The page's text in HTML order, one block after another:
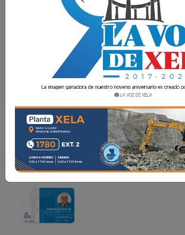
EL TEATRO MUNICIPAL DE
CAPÍTULO VII – SIGLO XIX
El primer teatro de la historia surgió en
de la celebración de la vendimia,
religioso que esta actividad tuvo en sus
ello cambiando los cantos que
El primer teatro de la historia surgió en
motivo de la celebración de la
el carácter religioso que esta actividad
orígenes, y con ello cambiando los
acompañaban la actividad por el